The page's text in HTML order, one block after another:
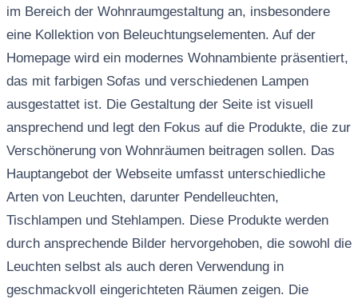
im Bereich der Wohnraumgestaltung an, insbesondere
eine Kollektion von Beleuchtungselementen. Auf der
Homepage wird ein modernes Wohnambiente präsentiert,
das mit farbigen Sofas und verschiedenen Lampen
ausgestattet ist. Die Gestaltung der Seite ist visuell
ansprechend und legt den Fokus auf die Produkte, die zur
Verschönerung von Wohnräumen beitragen sollen. Das
Hauptangebot der Webseite umfasst unterschiedliche
Arten von Leuchten, darunter Pendelleuchten,
Tischlampen und Stehlampen. Diese Produkte werden
durch ansprechende Bilder hervorgehoben, die sowohl die
Leuchten selbst als auch deren Verwendung in
geschmackvoll eingerichteten Räumen zeigen. Die